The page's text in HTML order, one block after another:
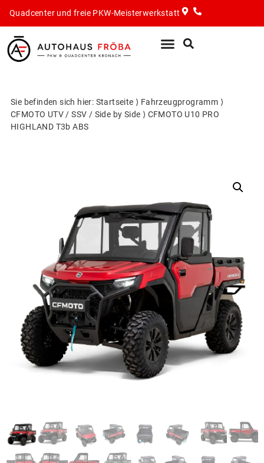
Quadcenter und freie PKW-Meisterwerkstatt
Sie befinden sich hier: Startseite ⟩ Fahrzeugprogramm ⟩
CFMOTO UTV / SSV / Side by Side ⟩ CFMOTO U10 PRO
HIGHLAND T3b ABS